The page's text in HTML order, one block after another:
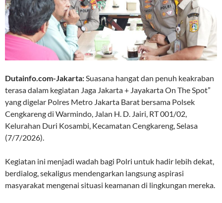
Dutainfo.com-Jakarta:Suasana hangat dan penuh keakraban
terasa dalam kegiatan Jaga Jakarta + Jayakarta On The Spot”
yang digelar Polres Metro Jakarta Barat bersama Polsek
Cengkareng di Warmindo, Jalan H. D. Jairi, RT 001/02,
Kelurahan Duri Kosambi, Kecamatan Cengkareng, Selasa
(7/7/2026).
Kegiatan ini menjadi wadah bagi Polri untuk hadir lebih dekat,
berdialog, sekaligus mendengarkan langsung aspirasi
masyarakat mengenai situasi keamanan di lingkungan mereka.